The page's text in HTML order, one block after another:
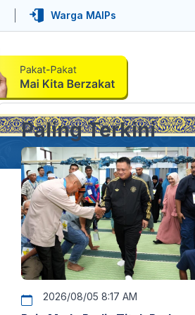
Warga MAIPs
Paling Terkini
2026/08/05 8:17 AM